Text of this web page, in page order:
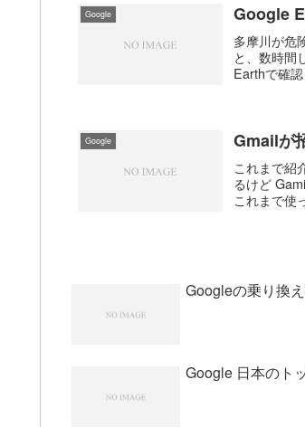
Google Google
多摩川が危
と、数時間
Earthで確
Google Gmailが
これまで紹
るけど
これまで使
Googleの乗り換
Google 日本のト